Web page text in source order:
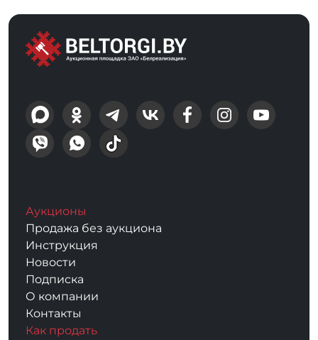
Аукционы
Продажа без аукциона
Инструкция
Новости
Подписка
О компании
Контакты
Как продать